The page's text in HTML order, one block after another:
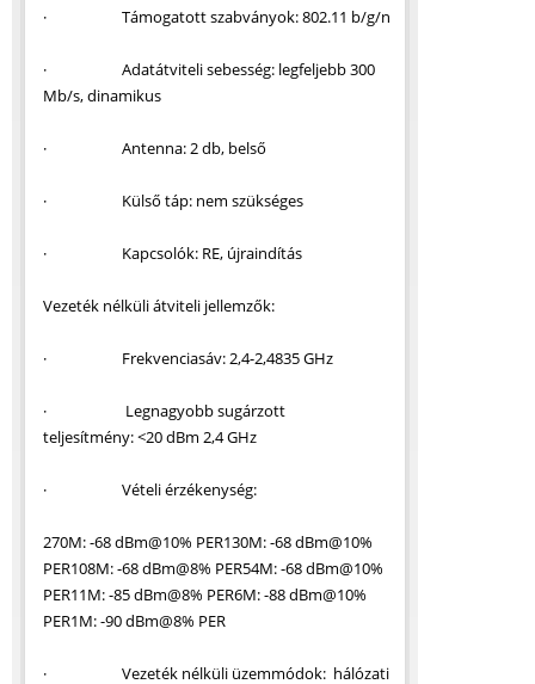
· Támogatott szabványok: 802.11 b/g/n
· Adatátviteli sebesség: legfeljebb 300
Mb/s, dinamikus
· Antenna: 2 db, belső
· Külső táp: nem szükséges
· Kapcsolók: RE, újraindítás
Vezeték nélküli átviteli jellemzők:
· Frekvenciasáv: 2,4-2,4835 GHz
· Legnagyobb sugárzott
teljesítmény: <20 dBm 2,4 GHz
· Vételi érzékenység:
270M: -68 dBm@10% PER130M: -68 dBm@10%
PER108M: -68 dBm@8% PER54M: -68 dBm@10%
PER11M: -85 dBm@8% PER6M: -88 dBm@10%
PER1M: -90 dBm@8% PER
· Vezeték nélküli üzemmódok: hálózati